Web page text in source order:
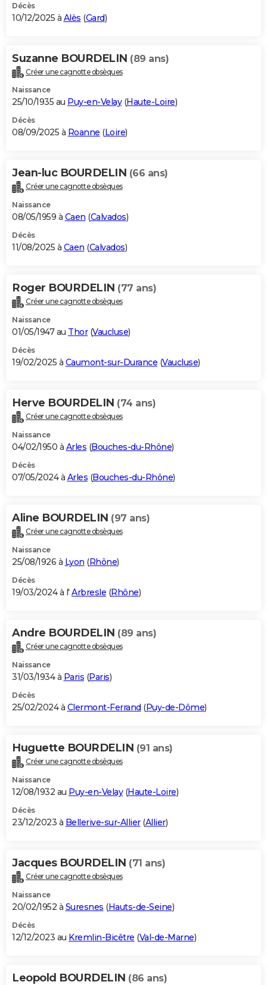
Décès
10/12/2025 à Alès (Gard)
Suzanne BOURDELIN (89 ans)
Créer une cagnotte obsèques
Naissance
25/10/1935 au Puy-en-Velay(Haute-Loire)
Décès
08/09/2025 à Roanne (Loire)
Jean-luc BOURDELIN (66 ans)
Créer une cagnotte obsèques
Naissance
08/05/1959 à Caen (Calvados)
Décès
11/08/2025 à Caen (Calvados)
Roger BOURDELIN (77 ans)
Créer une cagnotte obsèques
Naissance
01/05/1947 au Thor(Vaucluse)
Décès
19/02/2025 à Caumont-sur-Durance (Vaucluse)
Herve BOURDELIN (74 ans)
Créer une cagnotte obsèques
Naissance
04/02/1950 à Arles (Bouches-du-Rhône)
Décès
07/05/2024 à Arles (Bouches-du-Rhône)
Aline BOURDELIN (97 ans)
Créer une cagnotte obsèques
Naissance
25/08/1926 à Lyon (Rhône)
Décès
19/03/2024 à l' Arbresle (Rhône)
Andre BOURDELIN (89 ans)
Créer une cagnotte obsèques
Naissance
31/03/1934 à Paris (Paris)
Décès
25/02/2024 à Clermont-Ferrand (Puy-de-Dôme)
Huguette BOURDELIN (91 ans)
Créer une cagnotte obsèques
Naissance
12/08/1932 au Puy-en-Velay(Haute-Loire)
Décès
23/12/2023 à Bellerive-sur-Allier(Allier)
Jacques BOURDELIN (71 ans)
Créer une cagnotte obsèques
Naissance
20/02/1952 à Suresnes (Hauts-de-Seine)
Décès
12/12/2023 au Kremlin-Bicêtre (Val-de-Marne)
Leopold BOURDELIN (86 ans)